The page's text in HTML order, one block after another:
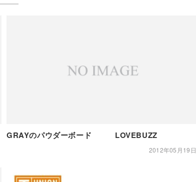
GRAYのパウダーボード LOVEBUZZ
2012年05月19日